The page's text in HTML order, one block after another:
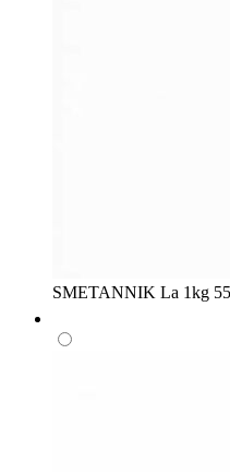
SMETANNIK La 1kg